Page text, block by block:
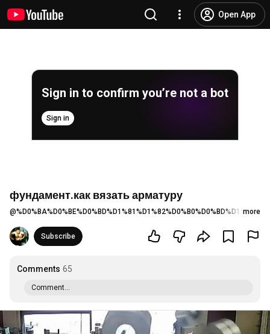
Open App
Sign in to confirm you’re not a bot
Sign in
фундамент.как вязать арматуру
@ more
Subscribe
Comments 65
Comment...